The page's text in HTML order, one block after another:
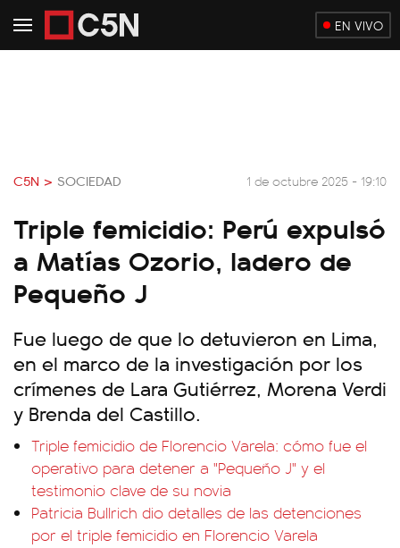
EN VIVO
C5N > SOCIEDAD 1 de octubre 2025 - 19:10
Triple femicidio: Perú expulsó
a Matías Ozorio, ladero de
Pequeño J
Fue luego de que lo detuvieron en Lima,
en el marco de la investigación por los
crímenes de Lara Gutiérrez, Morena Verdi
y Brenda del Castillo.
Triple femicidio de Florencio Varela: cómo fue el
operativo para detener a "Pequeño J" y el
testimonio clave de su novia
Patricia Bullrich dio detalles de las detenciones
por el triple femicidio en Florencio Varela